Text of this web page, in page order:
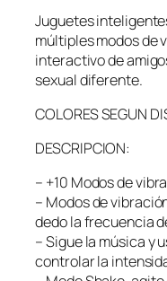
Juguetes
múltiples modos de
interactivo de
sexual diferente.
COLORES SEGUN
DESCRIPCION:
– +10 Modos de
– Modos de
dedo la frecuencia
– Sigue la música y
controlar la